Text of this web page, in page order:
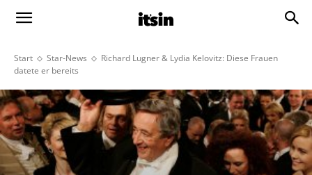
Start Star-News
Richard Lugner & Lydia Kelovitz: Diese Frauen
datete er bereits